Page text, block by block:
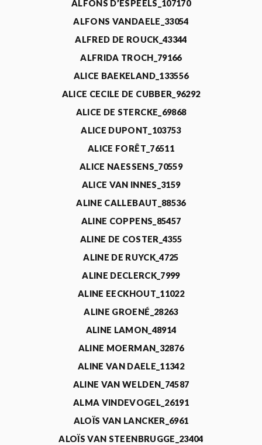
ALFONS D’ESPEELS_107170
ALFONS VANDAELE_33054
ALFRED DE ROUCK_43344
ALFRIDA TROCH_79166
ALICE BAEKELAND_133556
ALICE CECILE DE CUBBER_96292
ALICE DE STERCKE_69868
ALICE DUPONT_103753
ALICE FORÊT_76511
ALICE NAESSENS_70559
ALICE VAN INNES_3159
ALINE CALLEBAUT_88536
ALINE COPPENS_85457
ALINE DE COSTER_4355
ALINE DE RUYCK_4725
ALINE DECLERCK_7999
ALINE EECKHOUT_11022
ALINE GROENÉ_28263
ALINE LAMON_48914
ALINE MOERMAN_32876
ALINE VAN DAELE_11342
ALINE VAN WELDEN_74587
ALMA VINDEVOGEL_26191
ALOÏS VAN LANCKER_6961
ALOÏS VAN STEENBRUGGE_23404